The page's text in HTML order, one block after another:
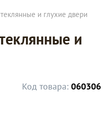
и глухие двери
и
Код товара: 060306